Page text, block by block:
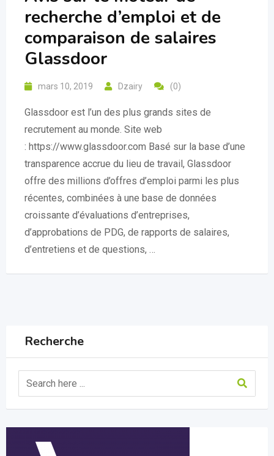
recherche d’emploi et de
comparaison de salaires
Glassdoor
mars 10, 2019 Dzairy (0)
Glassdoor est l’un des plus grands sites de
recrutement au monde. Site web
: https://www.glassdoor.com Basé sur la base d’une
transparence accrue du lieu de travail, Glassdoor
offre des millions d’offres d’emploi parmi les plus
récentes, combinées à une base de données
croissante d’évaluations d’entreprises,
d’approbations de PDG, de rapports de salaires,
d’entretiens et de questions, …
Recherche